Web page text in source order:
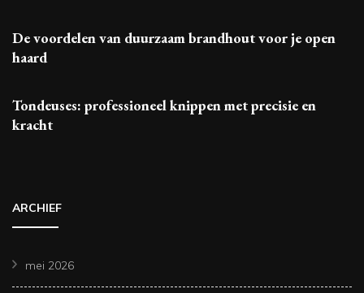
De voordelen van duurzaam brandhout voor je open
haard
Tondeuses: professioneel knippen met precisie en
kracht
ARCHIEF
mei 2026